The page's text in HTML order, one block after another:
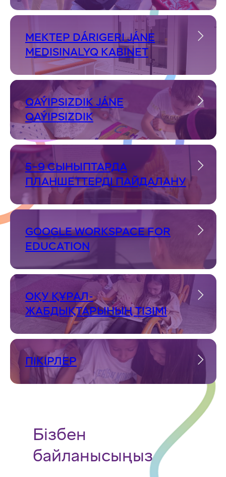
MEKTEP DÁRIGERI JÁNE
MEDISINALYQ KABINET
QAÝIPSIZDIK JÁNE
QAÝIPSIZDIK
5–9 СЫНЫПТАРДА
ПЛАНШЕТТЕРДІ ПАЙДАЛАНУ
GOOGLE WORKSPACE FOR
EDUCATION
ОҚУ ҚҰРАЛ-
ЖАБДЫҚТАРЫНЫҢ ТІЗІМІ
ПІКІРЛЕР
Бізбен
байланысыңыз